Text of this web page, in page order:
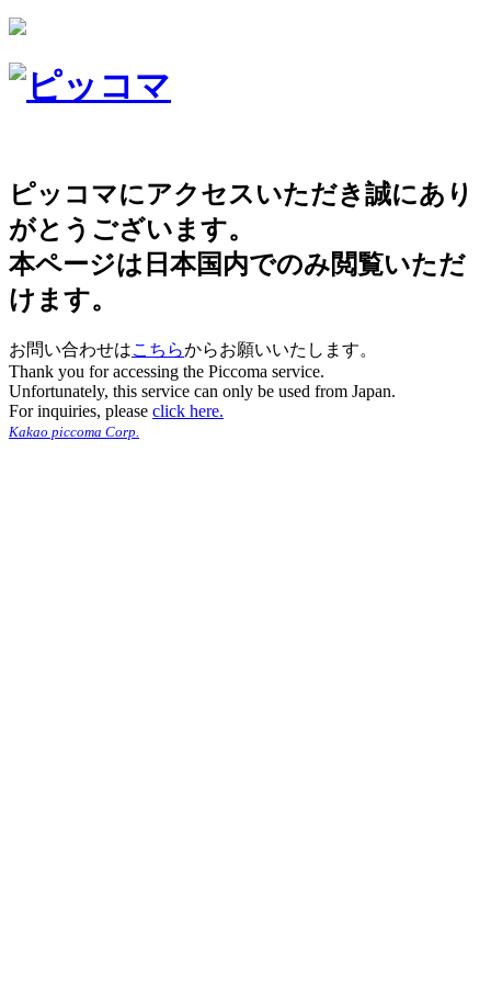
ピッコマにアクセスいただき誠にあり
がとうございます。
本ページは日本国内でのみ閲覧いただ
けます。
お問い合わせはこちらからお願いいたします。
Thank you for accessing the Piccoma service.
Unfortunately, this service can only be used from Japan.
For inquiries, please click here.
Kakao piccoma Corp.